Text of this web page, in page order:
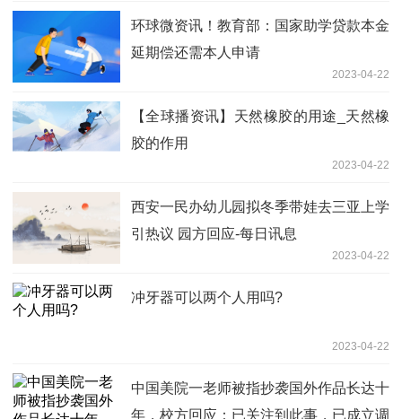
环球微资讯！教育部：国家助学贷款本金
延期偿还需本人申请
2023-04-22
【全球播资讯】天然橡胶的用途_天然橡
胶的作用
2023-04-22
西安一民办幼儿园拟冬季带娃去三亚上学
引热议 园方回应-每日讯息
2023-04-22
冲牙器可以两个人用吗?
2023-04-22
中国美院一老师被指抄袭国外作品长达十
年，校方回应：已关注到此事，已成立调